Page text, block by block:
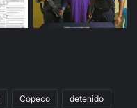
Copeco detenido